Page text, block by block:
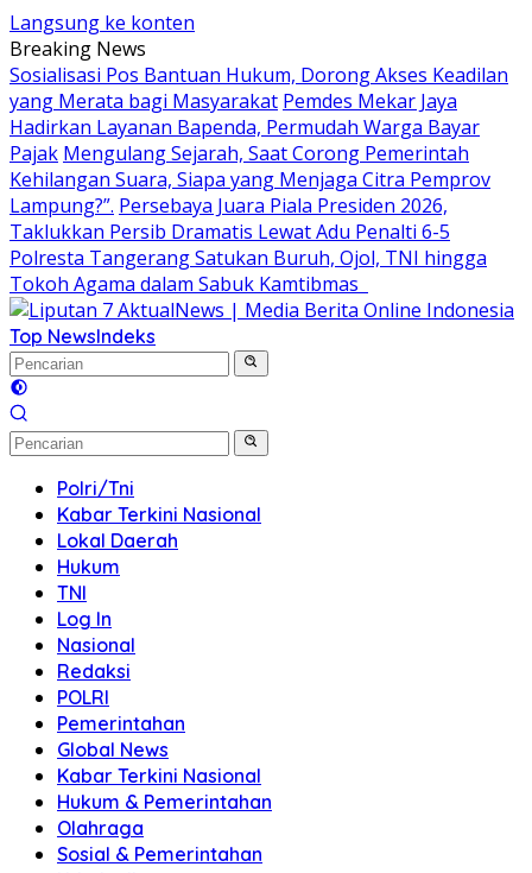
Langsung ke konten
Breaking News
Sosialisasi Pos Bantuan Hukum, Dorong Akses Keadilan
yang Merata bagi Masyarakat Pemdes Mekar Jaya
Hadirkan Layanan Bapenda, Permudah Warga Bayar
Pajak Mengulang Sejarah, Saat Corong Pemerintah
Kehilangan Suara, Siapa yang Menjaga Citra Pemprov
Lampung?”. Persebaya Juara Piala Presiden 2026,
Taklukkan Persib Dramatis Lewat Adu Penalti 6-5
Polresta Tangerang Satukan Buruh, Ojol, TNI hingga
Tokoh Agama dalam Sabuk Kamtibmas
Top NewsIndeks
Polri/Tni
Kabar Terkini Nasional
Lokal Daerah
Hukum
TNI
Log In
Nasional
Redaksi
POLRI
Pemerintahan
Global News
Kabar Terkini Nasional
Hukum & Pemerintahan
Olahraga
Sosial & Pemerintahan